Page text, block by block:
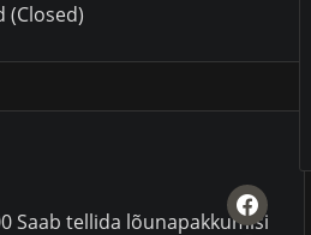
(Closed)
Saab tellida lõunapakkumisi
facebook